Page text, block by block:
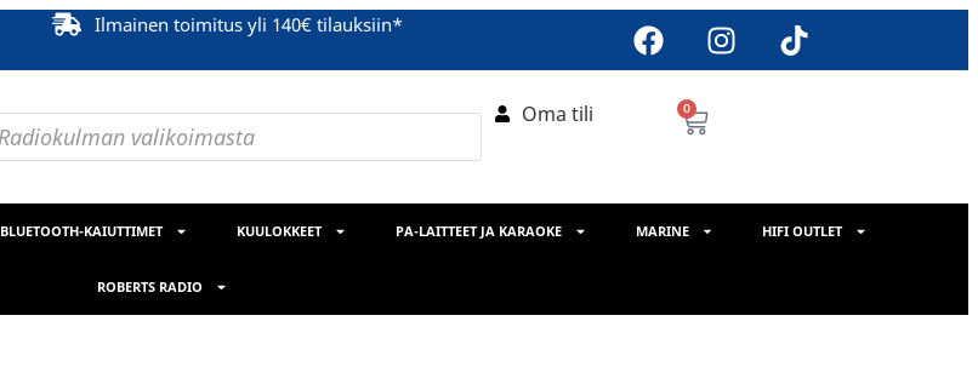
Ilmainen toimitus yli 140€ tilauksiin*
Oma tili 0
BLUETOOTH-KAIUTTIMET KUULOKKEET PA-LAITTEET JA KARAOKE MARINE HIFI OUTLET
ROBERTS RADIO